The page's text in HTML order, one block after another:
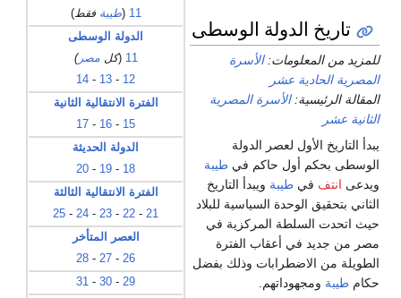
11
(طيبة فقط)
الدولة الوسطى
11
(كلمصر)
12
-
13
-
14
الفترة الانتقالية الثانية
15
-
16
-
17
الدولة الحديثة
18
-
19
-
20
الفترة الانتقالية الثالثة
21
-
22
-
23
-
24
-
25
العصر المتأخر
26
-
27
-
28
29
-
30
-
31
تاريخ الدولة الوسطى
للمزيد من المعلومات:الأسرة
المصرية الحادية عشر
المقالة الرئيسية:الأسرة المصرية
الثانية عشر
يبدأ التاريخ الأول لعصر الدولة
الوسطى بحكم أول حاكم في طيبة
ويدعى انتف في طيبة ويبدأ التاريخ
الثاني بتحقيق الوحدة السياسية للبلاد
حيث اتحدت السلطة المركزية في
مصر من جديد في أعقاب الفترة
الطويلة من الاضطرابات وذلك بفضل
حكام طيبة ومجهوداتهم.